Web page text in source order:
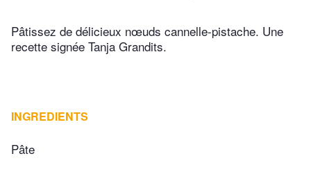
Pâtissez de délicieux nœuds cannelle-pistache. Une
recette signée Tanja Grandits.
INGREDIENTS
Pâte